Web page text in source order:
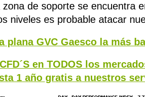
zona de soporte se encuentra
niveles es probable atacar
plana GVC Gaesco la más
en TODOS los
1 año gratis a nuestros